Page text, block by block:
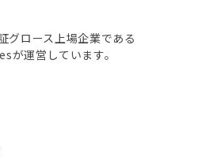
グロース上場企業である
運営しています。